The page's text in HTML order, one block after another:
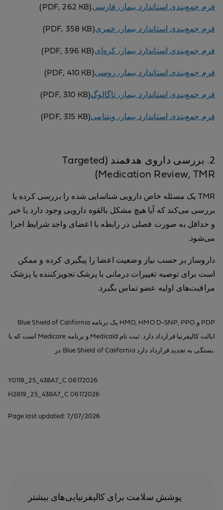
فرم جمع‌بندی استاندارد بیمار، فارسی(PDF, 262 KB)
فرم جمع‌بندی استاندارد بیمار، خمری(PDF, 358 KB)
فرم جمع‌بندی استاندارد بیمار، کره‌ای(PDF, 396 KB)
فرم جمع‌بندی استاندارد بیمار، روسی(PDF, 410 KB)
فرم جمع‌بندی استاندارد بیمار، تاگالوگ(PDF, 310 KB)
فرم جمع‌بندی استاندارد بیمار، ویتنامی(PDF, 315 KB)
2. بررسی داروی هدفمند (Targeted
Medication Review, TMR)
TMR یک مسئله خاص دارویی شناسایی شده را بررسی کرده یا
بررسی می‌کند که آیا هیچ مشکل بالقوه دارویی وجود دارد یا خیر
و حداقل به صورت فصلی در رابطه با اعضای واجد شرایط اجرا
می‌شود.
داروساز بر حسب نیاز وضعیت اعضا را پیگیری کرده و ممکن
است برای توصیه تغییرات درمانی با پزشک تجویزکننده یا پزشک
مراقبت‌های اولیه عضو تماس بگیرد.
Blue Shield of California یک برنامه HMO, HMO D-SNP, PPO و PDP
است که با Medicare و برنامه Medicaid ایالت کالیفرنیا قرارداد دارد. ثبت نام
در Blue Shield of California بستگی به تجدید قرارداد دارد.
Y0118_25_438A7_C 06172026
H2819_25_438A7_C 06172026
Page last updated: 7/07/2026
پوشش سلامت برای کالیفرنیایی‌های بیشتر